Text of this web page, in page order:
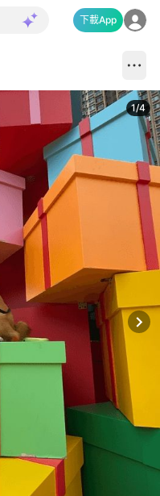
下載App
1/4